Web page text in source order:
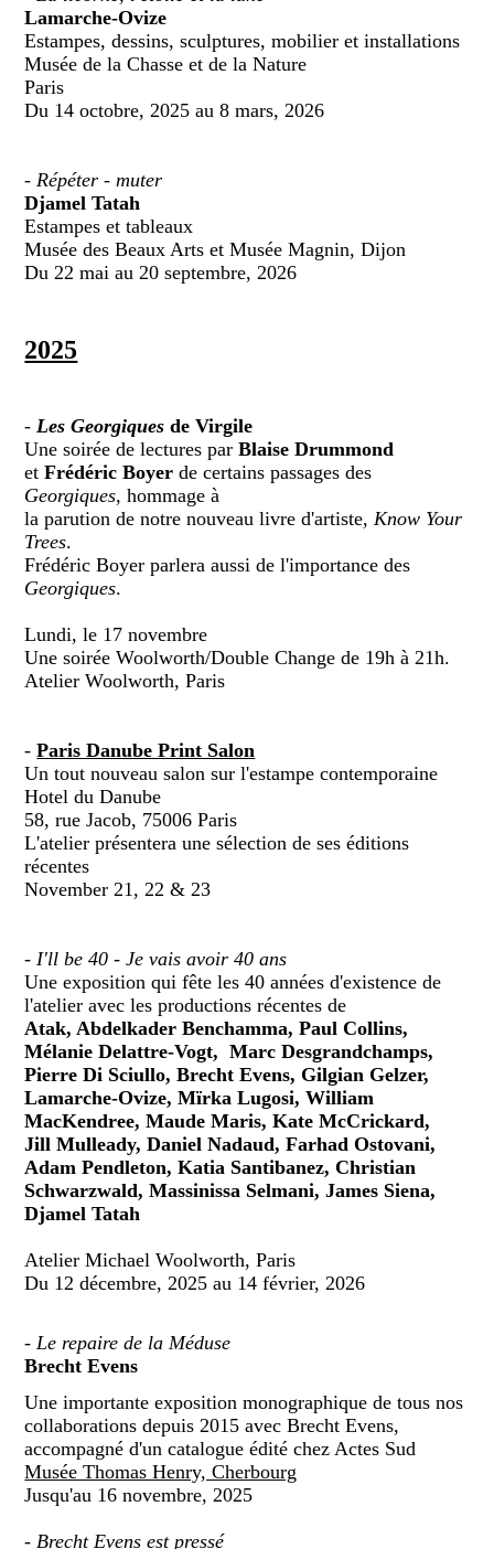
Lamarche-Ovize
Estampes, dessins, sculptures, mobilier et installations
Musée de la Chasse et de la Nature
Paris
Du 14 octobre, 2025 au 8 mars, 2026
- Répéter - muter
Djamel Tatah
Estampes et tableaux
Musée des Beaux Arts et Musée Magnin, Dijon
Du 22 mai au 20 septembre, 2026
2025
- Les Georgiques de Virgile
Une soirée de lectures parBlaise Drummond
et Frédéric Boyerde certains passages des
Georgiques, hommage à
la parution de notre nouveau livre d'artiste, Know Your
Trees.
Frédéric Boyer parlera aussi de l'importance des
Georgiques.
Lundi, le 17 novembre
Une soirée Woolworth/Double Change de 19h à 21h.
Atelier Woolworth, Paris
-Paris Danube Print Salon
Un tout nouveau salon sur l'estampe contemporaine
Hotel du Danube
58, rue Jacob, 75006 Paris
L'atelier présentera une sélection de ses éditions
récentes
November 21, 22 & 23
- I'll be 40 - Je vais avoir 40 ans
Une exposition qui fête les 40 années d'existence de
l'atelier avec les productions récentes de
Atak, Abdelkader Benchamma, Paul Collins,
Mélanie Delattre-Vogt, Marc Desgrandchamps,
Pierre Di Sciullo, Brecht Evens, Gilgian Gelzer,
Lamarche-Ovize, Mïrka Lugosi, William
MacKendree, Maude Maris, Kate McCrickard,
Jill Mulleady, Daniel Nadaud, Farhad Ostovani,
Adam Pendleton, Katia Santibanez, Christian
Schwarzwald, Massinissa Selmani, James Siena,
Djamel Tatah
Atelier Michael Woolworth, Paris
Du 12 décembre, 2025 au 14 février, 2026
- Le repaire de la Méduse
Brecht Evens
Une importante exposition monographique de tous nos
collaborations depuis 2015 avec Brecht Evens,
accompagné d'un catalogue édité chez Actes Sud
Musée Thomas Henry, Cherbourg
Jusqu'au 16 novembre, 2025
- Brecht Evens est pressé